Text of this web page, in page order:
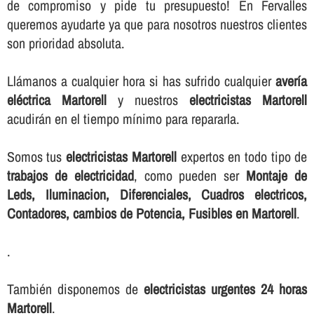
de compromiso y pide tu presupuesto! En Fervalles
queremos ayudarte ya que para nosotros nuestros clientes
son prioridad absoluta.
Llámanos a cualquier hora si has sufrido cualquieraverí­a
eléctrica Martorelly nuestroselectricistas Martorell
acudirán en el tiempo mí­nimo para repararla.
Somos tuselectricistas Martorellexpertos en todo tipo de
trabajos de electricidad, como pueden ser Montaje de
Leds, Iluminacion, Diferenciales, Cuadros electricos,
Contadores, cambios de Potencia, Fusibles en Martorell.
.
También disponemos de electricistas urgentes 24 horas
Martorell.